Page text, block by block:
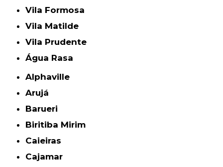
Vila Formosa
Vila Matilde
Vila Prudente
Água Rasa
Alphaville
Arujá
Barueri
Biritiba Mirim
Caieiras
Cajamar